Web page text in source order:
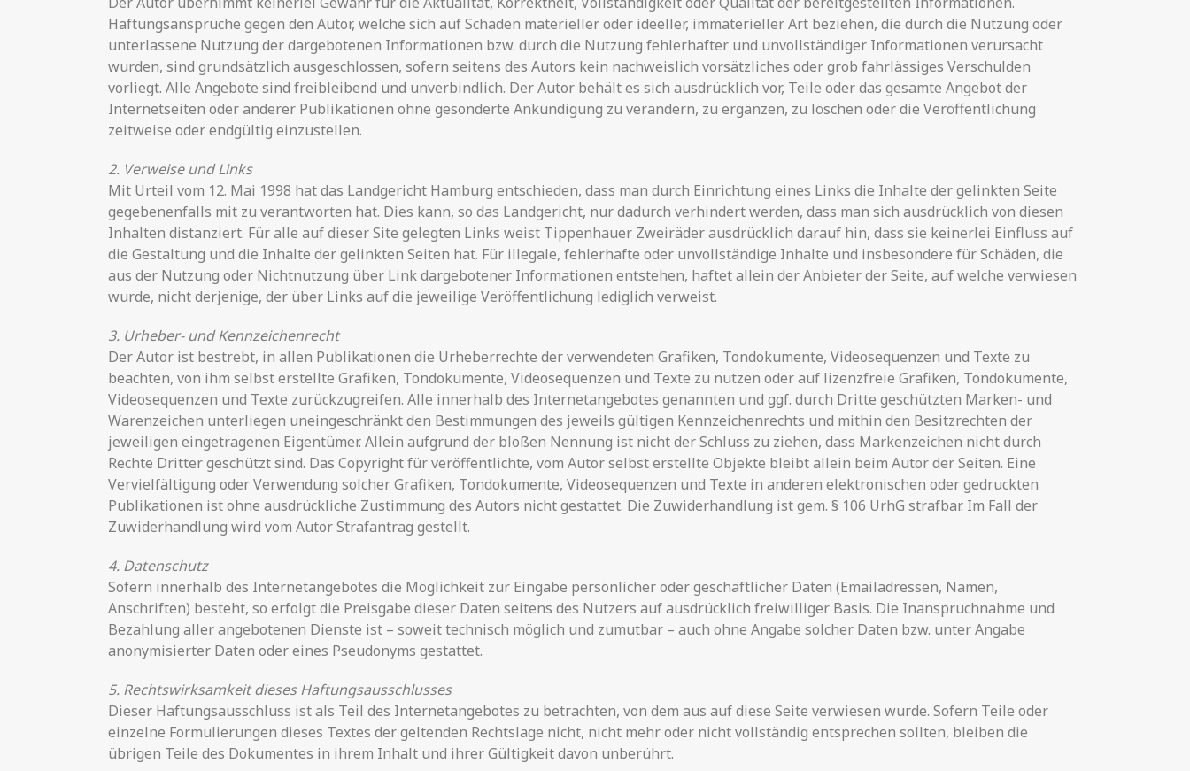
Haftungsansprüche gegen den Autor, welche sich auf Schäden materieller oder ideeller, immaterieller Art beziehen, die durch die Nutzung oder
unterlassene Nutzung der dargebotenen Informationen bzw. durch die Nutzung fehlerhafter und unvollständiger Informationen verursacht
wurden, sind grundsätzlich ausgeschlossen, sofern seitens des Autors kein nachweislich vorsätzliches oder grob fahrlässiges Verschulden
vorliegt. Alle Angebote sind freibleibend und unverbindlich. Der Autor behält es sich ausdrücklich vor, Teile oder das gesamte Angebot der
Internetseiten oder anderer Publikationen ohne gesonderte Ankündigung zu verändern, zu ergänzen, zu löschen oder die Veröffentlichung
zeitweise oder endgültig einzustellen.
2. Verweise und Links
Mit Urteil vom 12. Mai 1998 hat das Landgericht Hamburg entschieden, dass man durch Einrichtung eines Links die Inhalte der gelinkten Seite
gegebenenfalls mit zu verantworten hat. Dies kann, so das Landgericht, nur dadurch verhindert werden, dass man sich ausdrücklich von diesen
Inhalten distanziert. Für alle auf dieser Site gelegten Links weist Tippenhauer Zweiräder ausdrücklich darauf hin, dass sie keinerlei Einfluss auf
die Gestaltung und die Inhalte der gelinkten Seiten hat. Für illegale, fehlerhafte oder unvollständige Inhalte und insbesondere für Schäden, die
aus der Nutzung oder Nichtnutzung über Link dargebotener Informationen entstehen, haftet allein der Anbieter der Seite, auf welche verwiesen
wurde, nicht derjenige, der über Links auf die jeweilige Veröffentlichung lediglich verweist.
3. Urheber- und Kennzeichenrecht
Der Autor ist bestrebt, in allen Publikationen die Urheberrechte der verwendeten Grafiken, Tondokumente, Videosequenzen und Texte zu
beachten, von ihm selbst erstellte Grafiken, Tondokumente, Videosequenzen und Texte zu nutzen oder auf lizenzfreie Grafiken, Tondokumente,
Videosequenzen und Texte zurückzugreifen. Alle innerhalb des Internetangebotes genannten und ggf. durch Dritte geschützten Marken- und
Warenzeichen unterliegen uneingeschränkt den Bestimmungen des jeweils gültigen Kennzeichenrechts und mithin den Besitzrechten der
jeweiligen eingetragenen Eigentümer. Allein aufgrund der bloßen Nennung ist nicht der Schluss zu ziehen, dass Markenzeichen nicht durch
Rechte Dritter geschützt sind. Das Copyright für veröffentlichte, vom Autor selbst erstellte Objekte bleibt allein beim Autor der Seiten. Eine
Vervielfältigung oder Verwendung solcher Grafiken, Tondokumente, Videosequenzen und Texte in anderen elektronischen oder gedruckten
Publikationen ist ohne ausdrückliche Zustimmung des Autors nicht gestattet. Die Zuwiderhandlung ist gem. § 106 UrhG strafbar. Im Fall der
Zuwiderhandlung wird vom Autor Strafantrag gestellt.
4. Datenschutz
Sofern innerhalb des Internetangebotes die Möglichkeit zur Eingabe persönlicher oder geschäftlicher Daten (Emailadressen, Namen,
Anschriften) besteht, so erfolgt die Preisgabe dieser Daten seitens des Nutzers auf ausdrücklich freiwilliger Basis. Die Inanspruchnahme und
Bezahlung aller angebotenen Dienste ist – soweit technisch möglich und zumutbar – auch ohne Angabe solcher Daten bzw. unter Angabe
anonymisierter Daten oder eines Pseudonyms gestattet.
5. Rechtswirksamkeit dieses Haftungsausschlusses
Dieser Haftungsausschluss ist als Teil des Internetangebotes zu betrachten, von dem aus auf diese Seite verwiesen wurde. Sofern Teile oder
einzelne Formulierungen dieses Textes der geltenden Rechtslage nicht, nicht mehr oder nicht vollständig entsprechen sollten, bleiben die
übrigen Teile des Dokumentes in ihrem Inhalt und ihrer Gültigkeit davon unberührt.